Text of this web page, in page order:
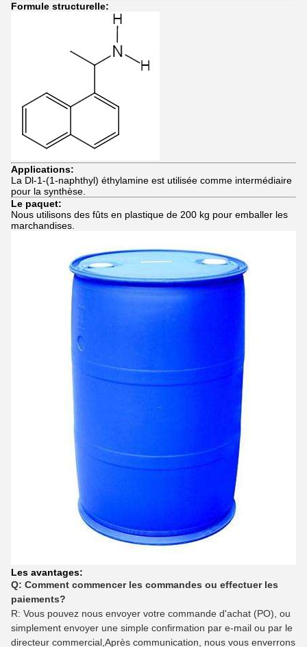
Formule structurelle:
Applications:
La Dl-1-(1-naphthyl) éthylamine est utilisée comme intermédiaire
pour la synthèse.
Le paquet:
Nous utilisons des fûts en plastique de 200 kg pour emballer les
marchandises.
Les avantages:
Q: Comment commencer les commandes ou effectuer les
paiements?
R: Vous pouvez nous envoyer votre commande d'achat (PO), ou
simplement envoyer une simple confirmation par e-mail ou par le
directeur commercial,Après communication, nous vous enverrons